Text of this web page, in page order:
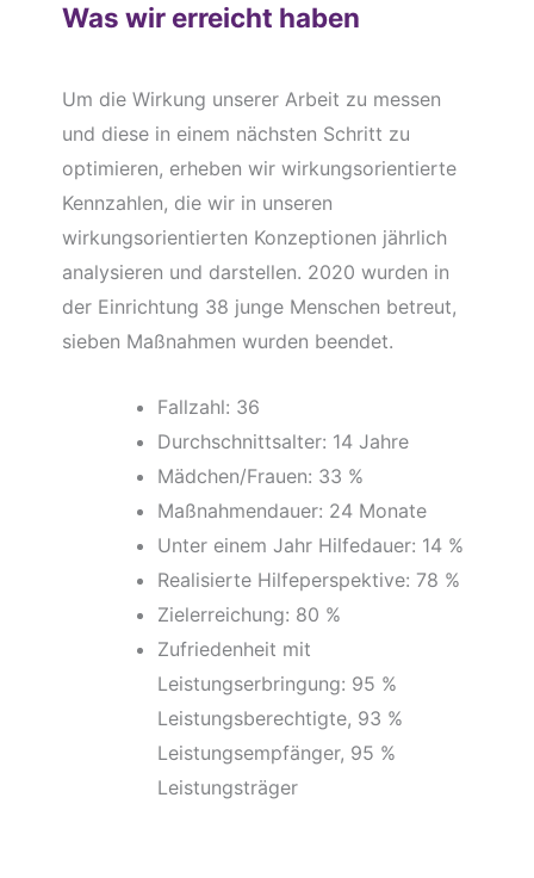
Was wir erreicht haben
Um die Wirkung unserer Arbeit zu messen
und diese in einem nächsten Schritt zu
optimieren, erheben wir wirkungsorientierte
Kennzahlen, die wir in unseren
wirkungsorientierten Konzeptionen jährlich
analysieren und darstellen. 2020 wurden in
der Einrichtung 38 junge Menschen betreut,
sieben Maßnahmen wurden beendet.
Fallzahl: 36
Durchschnittsalter: 14 Jahre
Mädchen/Frauen: 33 %
Maßnahmendauer: 24 Monate
Unter einem Jahr Hilfedauer: 14 %
Realisierte Hilfeperspektive: 78 %
Zielerreichung: 80 %
Zufriedenheit mit
Leistungserbringung: 95 %
Leistungsberechtigte, 93 %
Leistungsempfänger, 95 %
Leistungsträger